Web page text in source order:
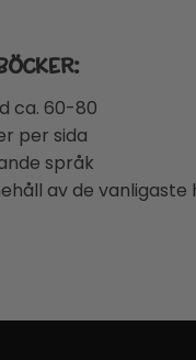
ca. 60-80
per sida
språk
av de